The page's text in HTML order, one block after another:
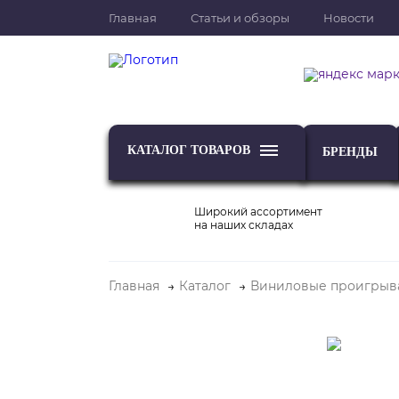
Главная Статьи и обзоры Новости
КАТАЛОГ ТОВАРОВ БРЕНДЫ
Широкий ассортимент
на наших складах
Главная Каталог Виниловые